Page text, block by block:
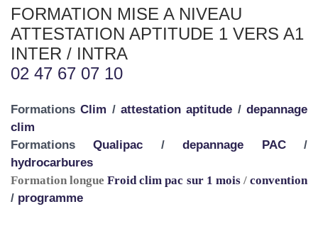
FORMATION MISE A NIVEAU
ATTESTATION APTITUDE 1 VERS A1
INTER / INTRA
02 47 67 07 10
FormationsClim /attestation aptitude /depannage
clim
Formations
Qualipac /depannage PAC/
hydrocarbures
Formation longue Froid clim pac sur 1 mois/convention
/ programme